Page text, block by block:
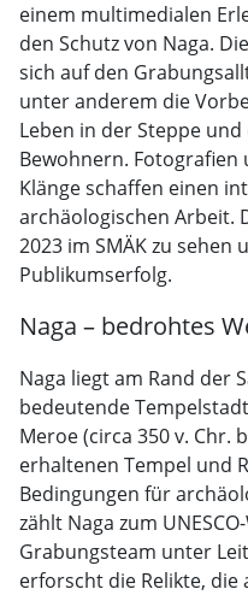
einem multimedialen
den Schutz von Naga.
sich auf den
unter anderem die
Leben in der Steppe
Bewohnern.
Klänge schaffen einen
archäologischen Arbeit.
2023 im SMÄK zu sehen
Publikumserfolg.
Naga – bedrohtes
Naga liegt am Rand der
bedeutende
Meroe (circa 350 v. Chr.
erhaltenen Tempel und
Bedingungen für
zählt Naga zum
Grabungsteam unter
erforscht die Relikte, die